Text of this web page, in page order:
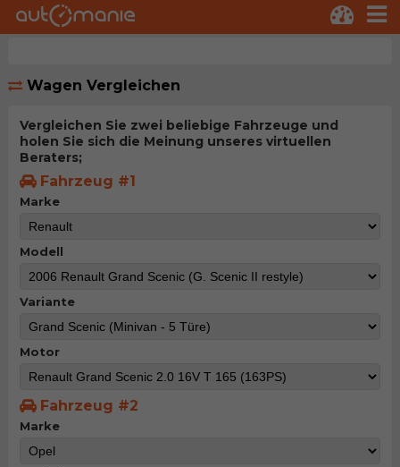
Wagen Vergleichen
Vergleichen Sie zwei beliebige Fahrzeuge und
holen Sie sich die Meinung unseres virtuellen
Beraters;
Fahrzeug #1
Marke
Modell
Variante
Motor
Fahrzeug #2
Marke